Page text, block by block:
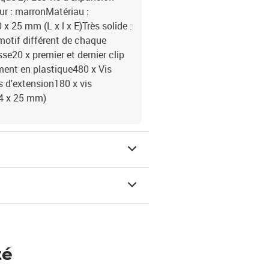
: marronMatériau :
25 mm (L x l x E)Très solide :
différent de chaque
x premier et dernier clip
en plastique480 x Vis
d'extension180 x vis
x 25 mm)